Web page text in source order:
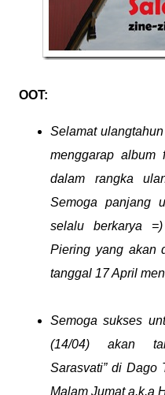
OOT:
Selamat
menggarap album
dalam rangka
Semoga panjang
selalu berkarya
Piering yang akan
tanggal 17 April
Semoga sukses
(14/04) akan
Sarasvati” di Dago
Malam Jumat a.k.a